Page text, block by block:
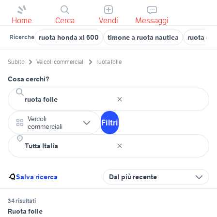
Home Cerca Vendi Messaggi
Ricerche ruota honda xl 600 timone a ruota nautica ruota
Subito Veicoli commerciali ruota folle
Cosa cerchi?
Veicoli
commerciali
Filtri
Salva ricerca Dal più recente
34 risultati
Ruota folle